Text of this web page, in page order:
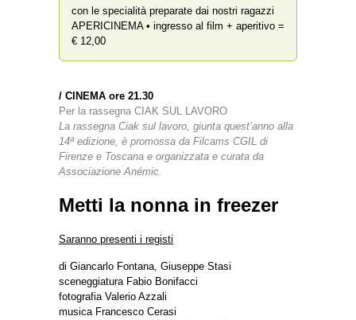
con le specialità preparate dai nostri ragazzi
APERICINEMA • ingresso al film + aperitivo =
€ 12,00
/ CINEMA ore 21.30
Per la rassegna CIAK SUL LAVORO
La rassegna Ciak sul lavoro, giunta quest’anno alla
14ª edizione, è promossa da Filcams CGIL di
Firenze e Toscana e organizzata e curata da
Associazione Anémic.
Metti la nonna in freezer
Saranno presenti i registi
di Giancarlo Fontana, Giuseppe Stasi
sceneggiatura Fabio Bonifacci
fotografia Valerio Azzali
musica Francesco Cerasi